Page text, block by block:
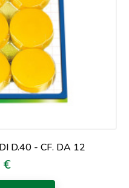
D.40 - CF. DA 12
€